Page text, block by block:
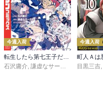
今週入荷
石沢庸介 謙虚なサークル メル。
今週入荷
目黒三吉